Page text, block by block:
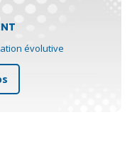
évolutive